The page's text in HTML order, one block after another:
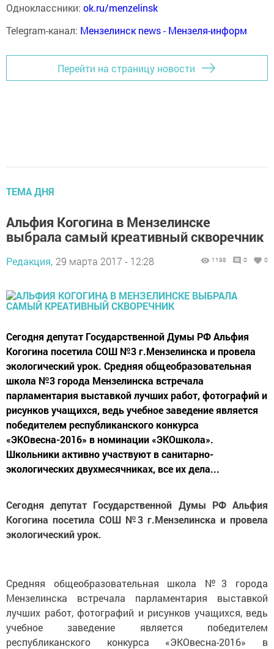
Одноклассники: ok.ru/menzelinsk
Telegram-канал: Мензелинск news - Мензеля-информ
Перейти на страницу новости
ТЕМА ДНЯ
Альфия Когогина в Мензелинске
выбрала самый креативный скворечник
Редакция, 29 марта 2017 - 12:28 1198 0 0
Сегодня депутат Государственной Думы РФ Альфия
Когогина посетила СОШ №3 г.Мензелинска и провела
экологический урок. Средняя общеобразовательная
школа №3 города Мензелинска встречала
парламентария выставкой лучших работ, фотографий и
рисунков учащихся, ведь учебное заведение является
победителем республиканского конкурса
«ЭКОвесна-2016» в номинации «ЭКОшкола».
Школьники активно участвуют в санитарно-
экологических двухмесячниках, все их дела...
Сегодня депутат Государственной Думы РФ Альфия
Когогина посетила СОШ №3 г.Мензелинска и провела
экологический урок.
Средняя общеобразовательная школа №3 города
Мензелинска встречала парламентария выставкой
лучших работ, фотографий и рисунков учащихся, ведь
учебное заведение является победителем
республиканского конкурса «ЭКОвесна-2016» в